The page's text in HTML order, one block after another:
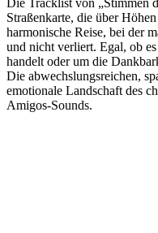
Die Tracklist von „Stimmen
Straßenkarte, die über
harmonische Reise, bei der
und nicht verliert. Egal, ob
handelt oder um die
Die abwechslungsreichen,
emotionale Landschaft des
Amigos-Sounds.